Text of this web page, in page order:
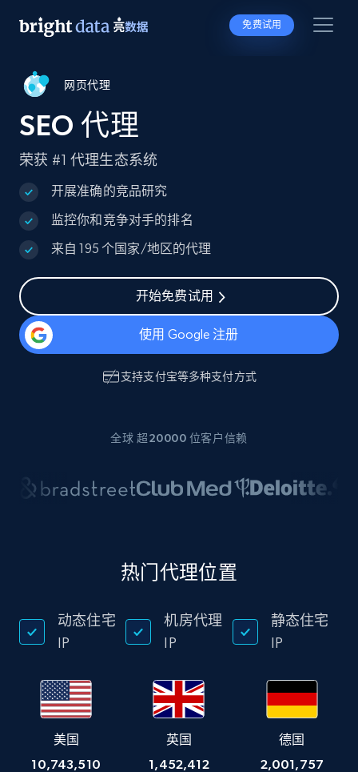
免费试用
网页代理
SEO 代理
荣获 #1 代理生态系统
开展准确的竞品研究
监控你和竞争对手的排名
来自 195 个国家/地区的代理
开始免费试用
使用 Google 注册
支持支付宝等多种支付方式
全球 超20000 位客户信赖
热门代理位置
动态住宅
IP
机房代理
IP
静态住宅
IP
美国
10,743,510
英国
1,452,412
德国
2,001,757